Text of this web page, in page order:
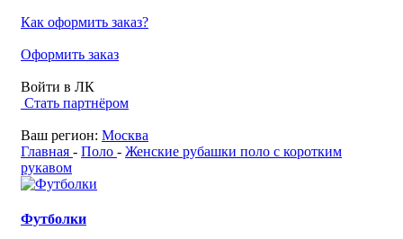
Как оформить заказ?
Оформить заказ
Войти в ЛК
Стать партнёром
Ваш регион: Москва
Главная - Поло - Женские рубашки поло с коротким
рукавом
Футболки